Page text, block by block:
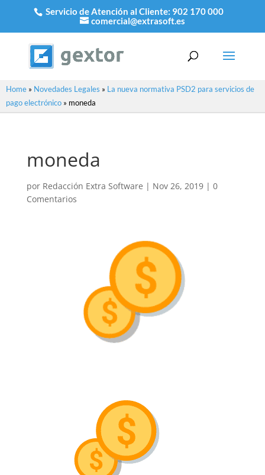
Servicio de Atención al Cliente: 902 170 000
comercial@extrasoft.es
Home » Novedades Legales » La nueva normativa PSD2 para servicios de
pago electrónico » moneda
moneda
por Redacción Extra Software | Nov 26, 2019| 0
Comentarios